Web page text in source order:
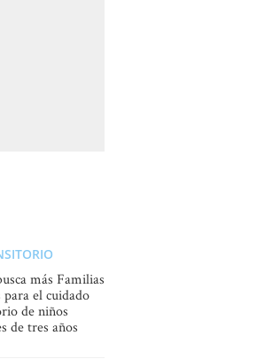
más Familias
el cuidado
de niños
de tres años